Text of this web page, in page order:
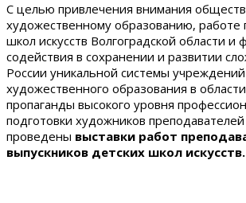
С целью привлечения внимания
художественному образованию, работе
школ искусств Волгоградской области и
содействия в сохранении и развитии
России уникальной системы учреждений
художественного образования в области
пропаганды высокого уровня
подготовки художников
проведены выставки работ
выпускников детских школ искусств.